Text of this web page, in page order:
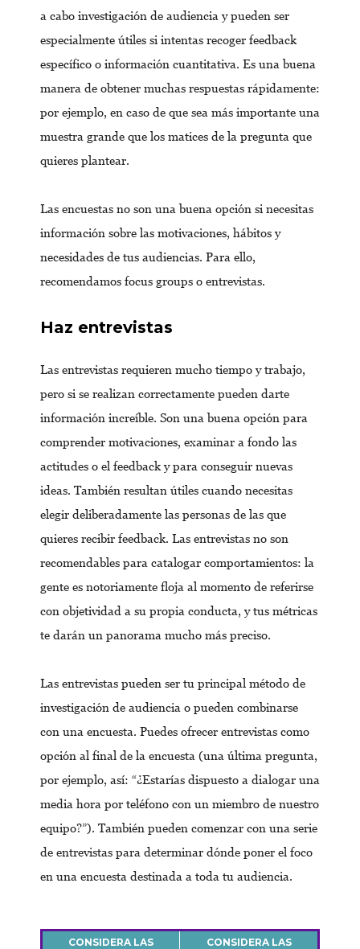
a cabo investigación de audiencia y pueden ser
especialmente útiles si intentas recoger feedback
específico o información cuantitativa. Es una buena
manera de obtener muchas respuestas rápidamente:
por ejemplo, en caso de que sea más importante una
muestra grande que los matices de la pregunta que
quieres plantear.
Las encuestas no son una buena opción si necesitas
información sobre las motivaciones, hábitos y
necesidades de tus audiencias. Para ello,
recomendamos focus groups o entrevistas.
Haz entrevistas
Las entrevistas requieren mucho tiempo y trabajo,
pero si se realizan correctamente pueden darte
información increíble. Son una buena opción para
comprender motivaciones, examinar a fondo las
actitudes o el feedback y para conseguir nuevas
ideas. También resultan útiles cuando necesitas
elegir deliberadamente las personas de las que
quieres recibir feedback. Las entrevistas no son
recomendables para catalogar comportamientos: la
gente es notoriamente floja al momento de referirse
con objetividad a su propia conducta, y tus métricas
te darán un panorama mucho más preciso.
Las entrevistas pueden ser tu principal método de
investigación de audiencia o pueden combinarse
con una encuesta. Puedes ofrecer entrevistas como
opción al final de la encuesta (una última pregunta,
por ejemplo, así: “¿Estarías dispuesto a dialogar una
media hora por teléfono con un miembro de nuestro
equipo?”). También pueden comenzar con una serie
de entrevistas para determinar dónde poner el foco
en una encuesta destinada a toda tu audiencia.
CONSIDERA LAS CONSIDERA LAS